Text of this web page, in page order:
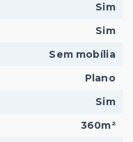
Sim
Sim
Sem mobília
Plano
Sim
360m²